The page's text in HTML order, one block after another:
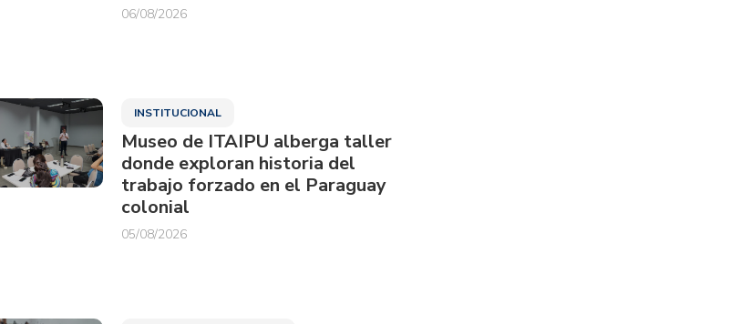
06/08/2026
INSTITUCIONAL
Museo de ITAIPU alberga taller
donde exploran historia del
trabajo forzado en el Paraguay
colonial
05/08/2026